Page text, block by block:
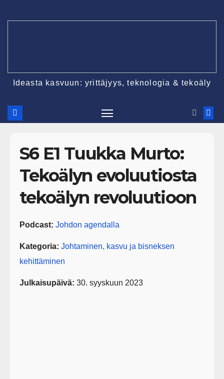
Ideasta kasvuun: yrittäjyys, teknologia & tekoäly
S6 E1 Tuukka Murto:
Tekoälyn evoluutiosta
tekoälyn revoluutioon
Podcast: Johdon agendalla
Kategoria: Johtaminen, kasvu ja bisneksen
kehittäminen
Julkaisupäivä: 30. syyskuun 2023